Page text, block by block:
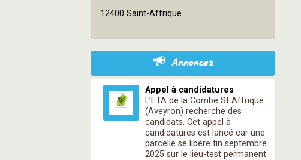
12400 Saint-Affrique
Annonces
Appel à candidatures
L’ETA de la Combe St Affrique
(Aveyron) recherche des
candidats. Cet appel à
candidatures est lancé car une
parcelle se libère fin septembre
2025 sur le lieu-test permanent.